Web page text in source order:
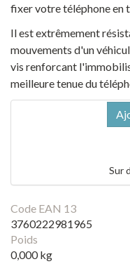
fixer votre téléphone en
Il est extrêmement
mouvements d'un
vis renforcant
meilleure tenue du
Sur
Code EAN 13
3760222981965
Poids
0,000 kg